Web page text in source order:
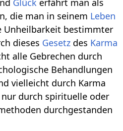
Glück erfährt man als
die man in seinem Leben
Unheilbarkeit bestimmter
dieses Gesetz des Karma
alle Gebrechen durch
Behandlungen
vielleicht durch Karma
durch spirituelle oder
durchgestanden